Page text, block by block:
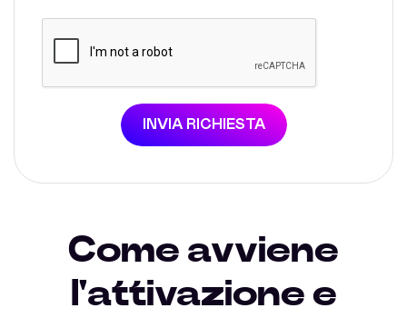
INVIA RICHIESTA
Come avviene
l'attivazione e